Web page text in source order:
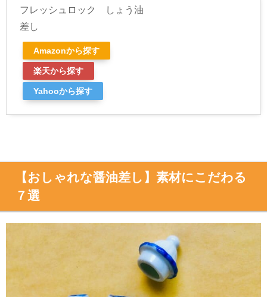
フレッシュロック しょう油
差し
Amazonから探す
楽天から探す
Yahooから探す
【おしゃれな醤油差し】素材にこだわる
７選